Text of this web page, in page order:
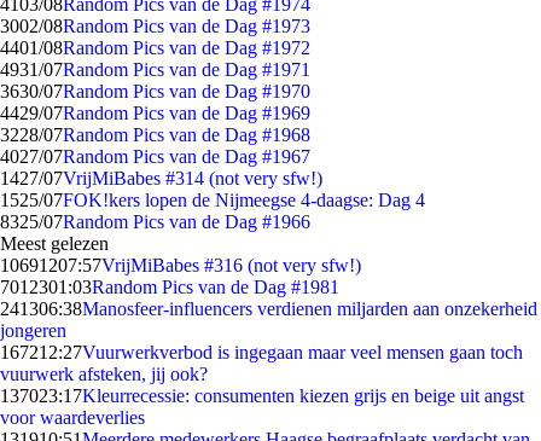
4103/08Random Pics van de Dag #1974
3002/08Random Pics van de Dag #1973
4401/08Random Pics van de Dag #1972
4931/07Random Pics van de Dag #1971
3630/07Random Pics van de Dag #1970
4429/07Random Pics van de Dag #1969
3228/07Random Pics van de Dag #1968
4027/07Random Pics van de Dag #1967
1427/07VrijMiBabes #314 (not very sfw!)
1525/07FOK!kers lopen de Nijmeegse 4-daagse: Dag 4
8325/07Random Pics van de Dag #1966
Meest gelezen
10691207:57VrijMiBabes #316 (not very sfw!)
7012301:03Random Pics van de Dag #1981
241306:38Manosfeer-influencers verdienen miljarden aan onzekerheid
jongeren
167212:27Vuurwerkverbod is ingegaan maar veel mensen gaan toch
vuurwerk afsteken, jij ook?
137023:17Kleurrecessie: consumenten kiezen grijs en beige uit angst
voor waardeverlies